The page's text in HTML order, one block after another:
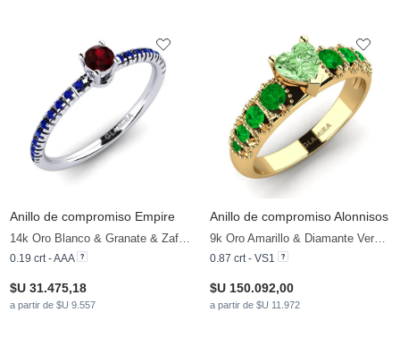
Anillo de compromiso Empire
14k Oro Blanco & Granate & Zafiro
0.19 crt - AAA
$U 31.475,18
a partir de $U 9.557
Anillo de compromiso Alonnisos
9k Oro Amarillo & Diamante Verde & Esmeralda
0.87 crt - VS1
$U 150.092,00
a partir de $U 11.972